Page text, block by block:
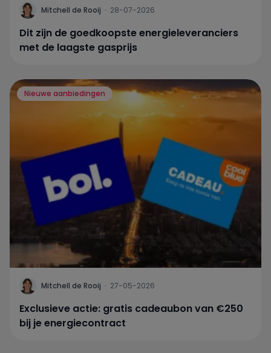
Mitchell de Rooij · 28-07-2026
Dit zijn de goedkoopste energieleveranciers
met de laagste gasprijs
Nieuwe aanbiedingen
Mitchell de Rooij · 27-05-2026
Exclusieve actie: gratis cadeaubon van €250
bij je energiecontract